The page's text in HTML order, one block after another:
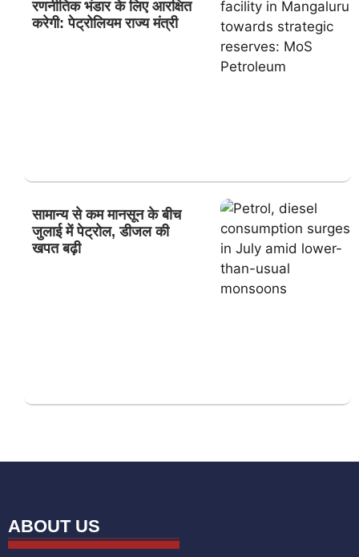
रणनीतिक भंडार के लिए आरक्षित
करेगी: पेट्रोलियम राज्य मंत्री
सामान्य से कम मानसून के बीच
जुलाई में पेट्रोल, डीजल की
खपत बढ़ी
ABOUT US